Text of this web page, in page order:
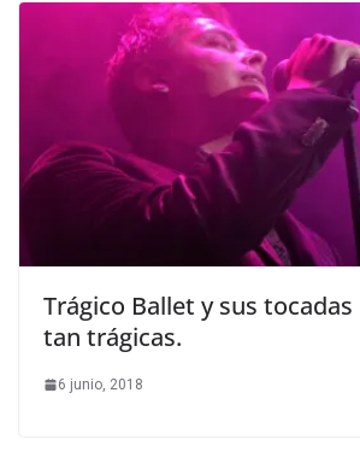
Trágico Ballet y sus
tan trágicas.
6 junio, 2018